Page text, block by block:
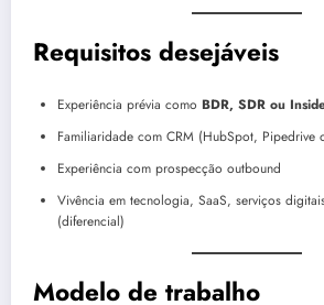
Requisitos desejáveis
Experiência prévia como BDR, SDR ou
Familiaridade com CRM (HubSpot, Pipedrive
Experiência com prospecção outbound
Vivência em tecnologia, SaaS, serviços
(diferencial)
Modelo de trabalho